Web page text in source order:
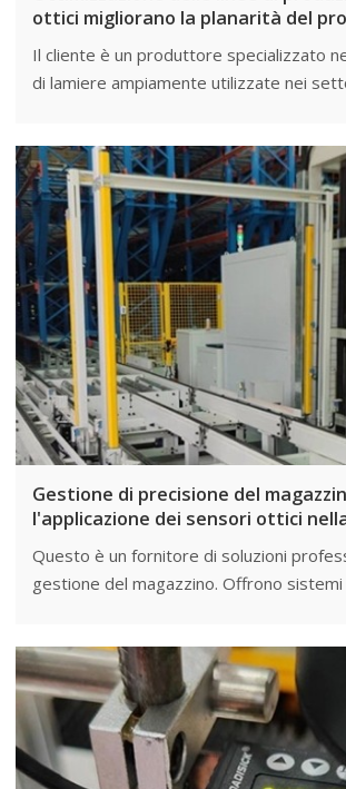
ottici migliorano la planarità del
Il cliente è un produttore specializzato
di lamiere ampiamente utilizzate nei
Gestione di precisione del
l'applicazione dei sensori ottici
Questo è un fornitore di soluzioni
gestione del magazzino. Offrono